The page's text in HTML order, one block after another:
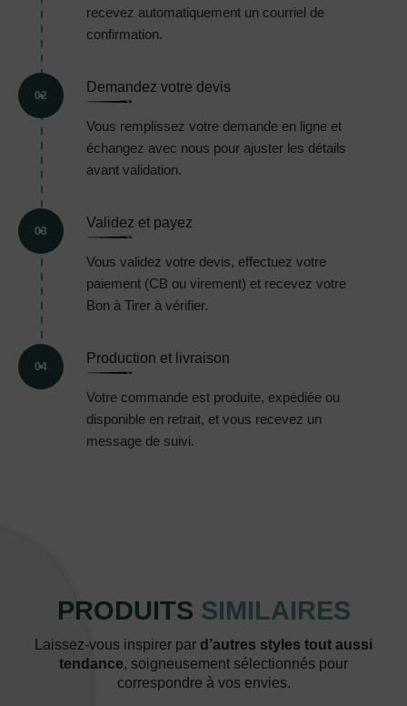
recevez automatiquement un courriel de
confirmation.
02
Demandez votre devis
Vous remplissez votre demande en ligne et
échangez avec nous pour ajuster les détails
avant validation.
03
Validez et payez
Vous validez votre devis, effectuez votre
paiement (CB ou virement) et recevez votre
Bon à Tirer à vérifier.
04
Production et livraison
Votre commande est produite, expédiée ou
disponible en retrait, et vous recevez un
message de suivi.
PRODUITS SIMILAIRES
Laissez-vous inspirer par d’autres styles tout aussi
tendance, soigneusement sélectionnés pour
correspondre à vos envies.